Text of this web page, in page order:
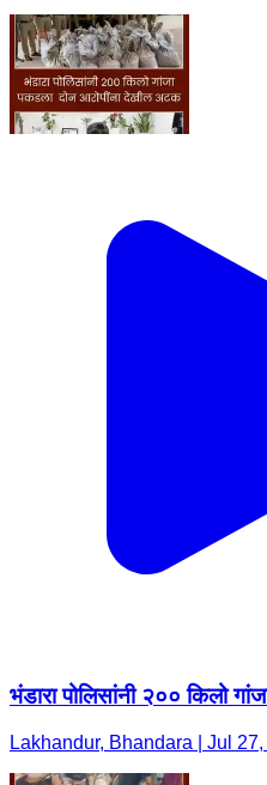
भंडारा पोलिसांनी २०० किलो
Lakhandur, Bhandara | Jul